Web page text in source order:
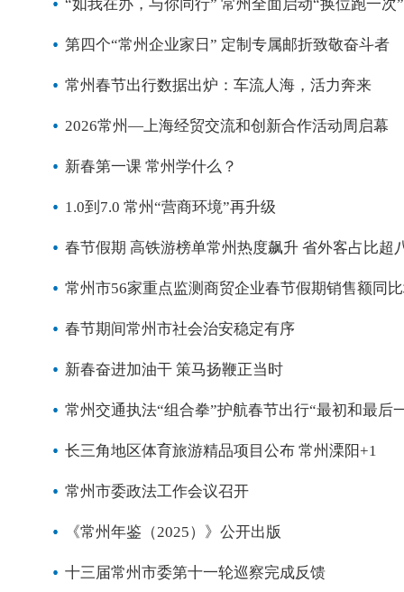
“如我在办，与你同行” 常州全面启动“换位跑一次
第四个“常州企业家日” 定制专属邮折致敬奋斗者
常州春节出行数据出炉：车流人海，活力奔来
2026常州—上海经贸交流和创新合作活动周启幕
新春第一课 常州学什么？
1.0到7.0 常州“营商环境”再升级
春节假期 高铁游榜单常州热度飙升 省外客占比超
常州市56家重点监测商贸企业春节假期销售额同
春节期间常州市社会治安稳定有序
新春奋进加油干 策马扬鞭正当时
常州交通执法“组合拳”护航春节出行“最初和最后
长三角地区体育旅游精品项目公布 常州溧阳+1
常州市委政法工作会议召开
《常州年鉴（2025）》公开出版
十三届常州市委第十一轮巡察完成反馈